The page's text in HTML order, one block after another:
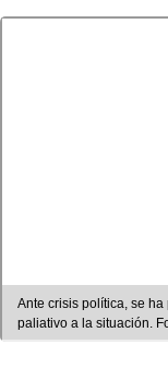
Ante crisis política, se
paliativo a la situación.